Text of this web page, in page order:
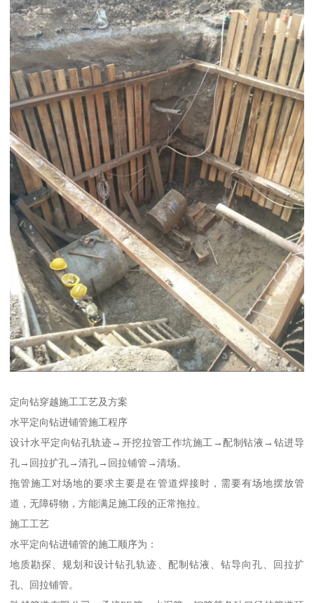
定向钻穿越施工工艺及方案
水平定向钻进铺管施工程序
设计水平定向钻孔轨迹→开挖拉管工作坑施工→配制钻液→钻进导
孔→回拉扩孔→清孔→回拉铺管→清场。
拖管施工对场地的要求主要是在管道焊接时，需要有场地摆放管
道，无障碍物，方能满足施工段的正常拖拉。
施工工艺
水平定向钻进铺管的施工顺序为：
地质勘探、规划和设计钻孔轨迹、配制钻液、钻导向孔、回拉扩
孔、回拉铺管。